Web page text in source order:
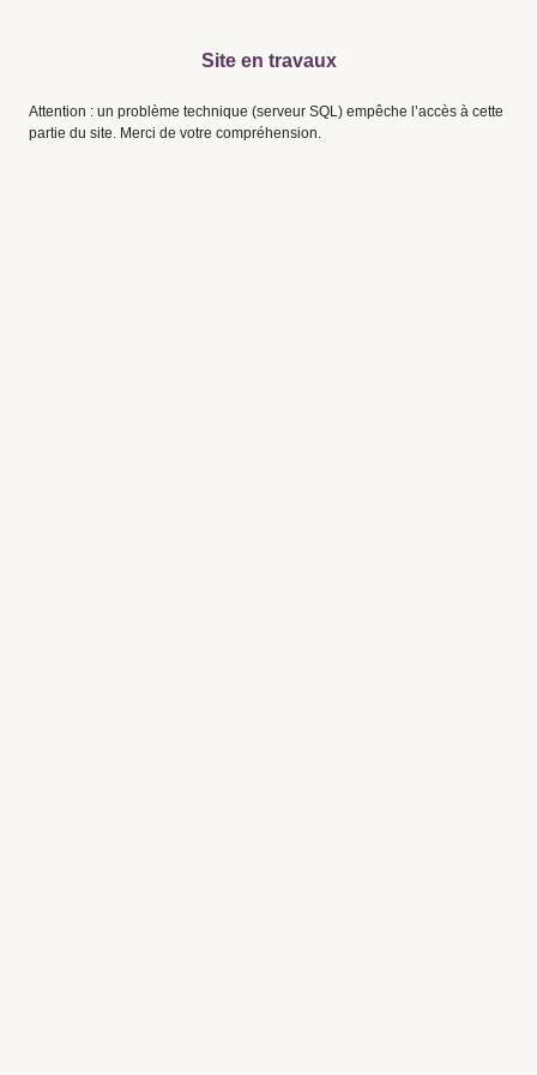
Site en travaux
Attention : un problème technique (serveur SQL) empêche l’accès à cette
partie du site. Merci de votre compréhension.